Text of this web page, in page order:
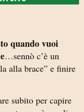
quando vuoi
…sennò c’è un
alla brace” e finire
subito per capire